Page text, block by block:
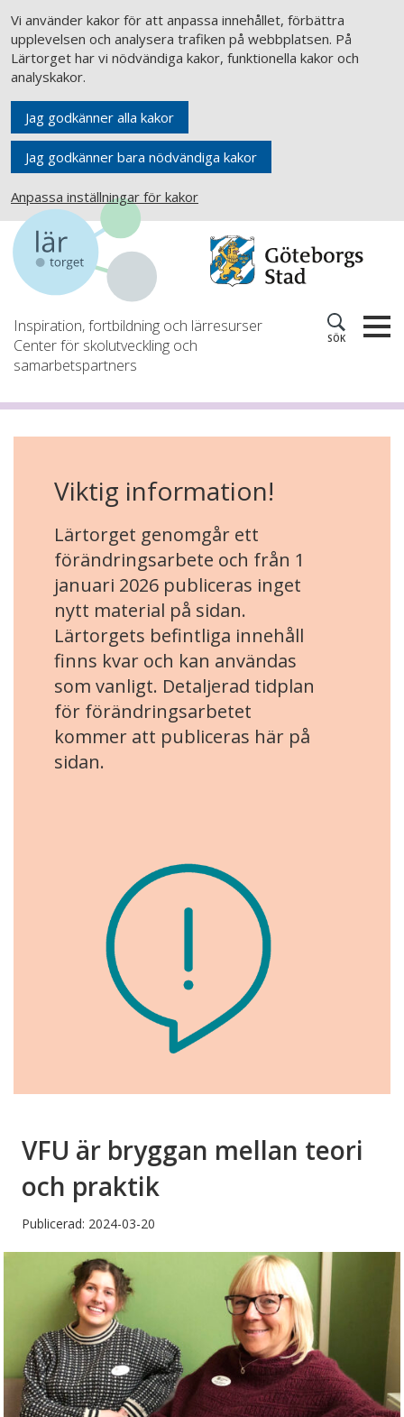
Vi använder kakor för att anpassa innehållet, förbättra
upplevelsen och analysera trafiken på webbplatsen. På
Lärtorget har vi nödvändiga kakor, funktionella kakor och
analyskakor.
Jag godkänner alla kakor
Jag godkänner bara nödvändiga kakor
Anpassa inställningar för kakor
Inspiration, fortbildning och lärresurser
Center för skolutveckling och
samarbetspartners
SÖK
Viktig information!
Lärtorget genomgår ett
förändringsarbete och från 1
januari 2026 publiceras inget
nytt material på sidan.
Lärtorgets befintliga innehåll
finns kvar och kan användas
som vanligt. Detaljerad tidplan
för förändringsarbetet
kommer att publiceras här på
sidan.
VFU är bryggan mellan teori
och praktik
Publicerad: 2024-03-20